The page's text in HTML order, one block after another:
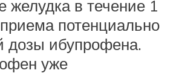
желудка в течение 1
потенциально
дозы ибупрофена.
уже